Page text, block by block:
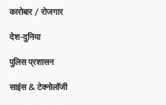
कारोबार / रोजगार
देश-दुनिया
पुलिस प्रशासन
साइंस & टेक्नोलॉजी